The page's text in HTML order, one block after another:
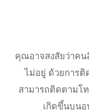
คุณอาจสงสัยว่าค
ไม่อยู่ ด้วยการ
สามารถติดตามโ
เกิดขึ้นบน